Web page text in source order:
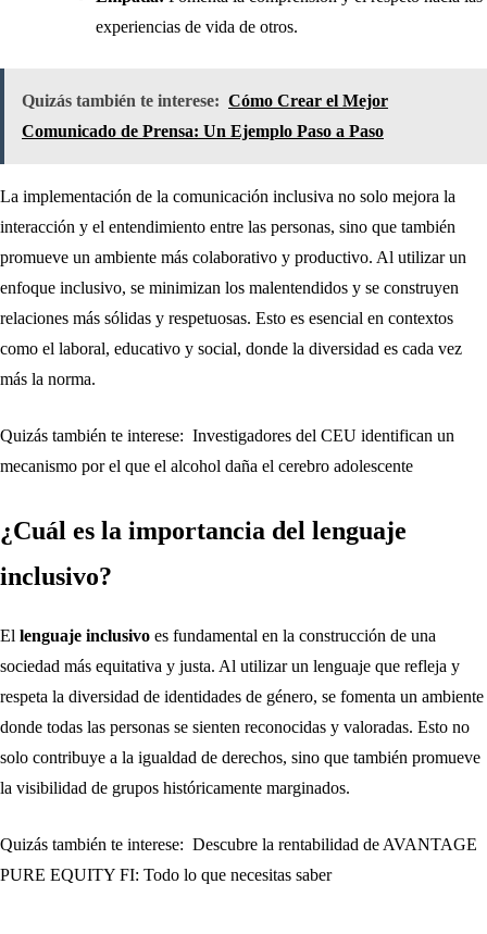
experiencias de vida de otros.
Quizás también te interese: Cómo Crear el Mejor
Comunicado de Prensa: Un Ejemplo Paso a Paso
La implementación de la comunicación inclusiva no solo mejora la
interacción y el entendimiento entre las personas, sino que también
promueve un ambiente más colaborativo y productivo. Al utilizar un
enfoque inclusivo, se minimizan los malentendidos y se construyen
relaciones más sólidas y respetuosas. Esto es esencial en contextos
como el laboral, educativo y social, donde la diversidad es cada vez
más la norma.
Quizás también te interese: Investigadores del CEU identifican un
mecanismo por el que el alcohol daña el cerebro adolescente
¿Cuál es la importancia del lenguaje
inclusivo?
El lenguaje inclusivo es fundamental en la construcción de una
sociedad más equitativa y justa. Al utilizar un lenguaje que refleja y
respeta la diversidad de identidades de género, se fomenta un ambiente
donde todas las personas se sienten reconocidas y valoradas. Esto no
solo contribuye a la igualdad de derechos, sino que también promueve
la visibilidad de grupos históricamente marginados.
Quizás también te interese: Descubre la rentabilidad de AVANTAGE
PURE EQUITY FI: Todo lo que necesitas saber